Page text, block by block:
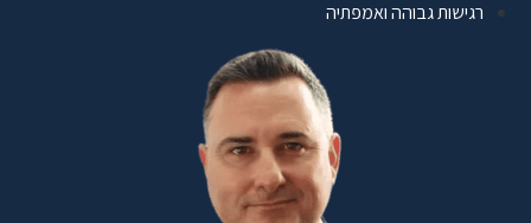
רגישות גבוהה ואמפתיה